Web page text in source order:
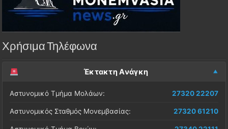
Χρήσιμα Τηλέφωνα
Έκτακτη Ανάγκη
Αστυνομικό Τμήμα Μολάων: 27320 22207
Αστυνομικός Σταθμός Μονεμβασίας: 27320 61210